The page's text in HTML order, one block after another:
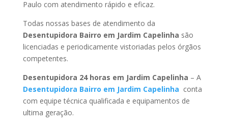
Paulo com atendimento rápido e eficaz.
Todas nossas bases de atendimento da
Desentupidora Bairro em Jardim Capelinha são
licenciadas e periodicamente vistoriadas pelos órgãos
competentes.
Desentupidora 24 horas em Jardim Capelinha – A
Desentupidora Bairro em Jardim Capelinha conta
com equipe técnica qualificada e equipamentos de
ultima geração.